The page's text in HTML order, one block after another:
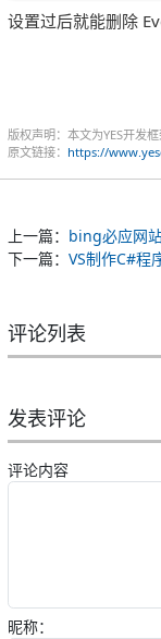
设置过后就能删除
版权声明：本文为YES开发
原文链接： https://
上一篇： bing必应网
下一篇： VS制作C#程
评论列表
发表评论
评论内容
昵称：